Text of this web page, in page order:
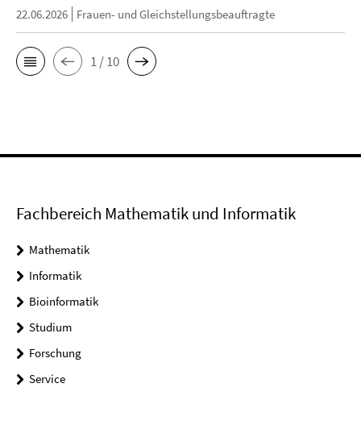
22.06.2026 Frauen- und Gleichstellungsbeauftragte
1 / 10
Fachbereich Mathematik und Informatik
Mathematik
Informatik
Bioinformatik
Studium
Forschung
Service